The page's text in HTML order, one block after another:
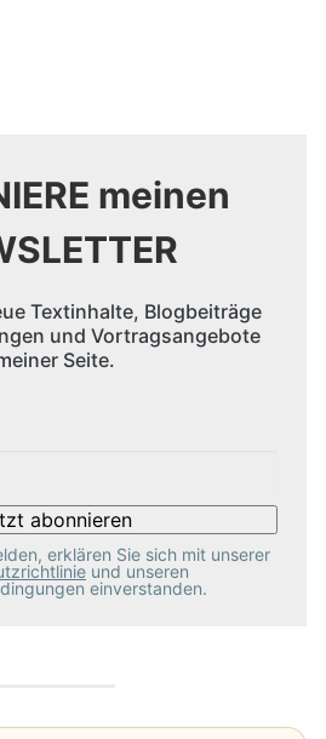
meinen
Textinhalte, Blogbeiträge
und Vortragsangebote
Seite.
erklären Sie sich mit unserer
und unseren
einverstanden.